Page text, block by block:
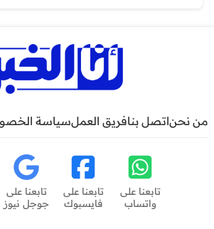
من نحناتصل بنافريق العملسياسة
تابعنا على
واتساب
تابعنا على
فايسبوك
تابعنا على
جوجل نيوز